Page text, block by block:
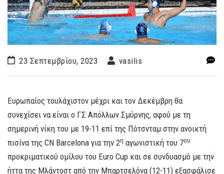
23 Σεπτεμβρίου, 2023 vasilis
Ευρωπαίος τουλάχιστον μέχρι και τον Δεκέμβρη θα
συνεχίσει να είναι ο ΓΣ Απόλλων Σμύρνης, αφού με τη
σημερινή νίκη του με 19-11 επί της Πότσνταμ στην ανοικτή
πισίνα της CN Barcelona για την 2η αγωνιστική του 7ου
προκριματικού ομίλου του Euro Cup και σε συνδυασμό με την
ήττα της Μλάντοστ από την Μπαρτσελόνα (12-11) εξασφάλισε